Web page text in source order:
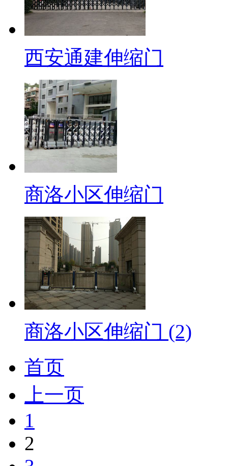
西安通建伸缩门
商洛小区伸缩门
商洛小区伸缩门 (2)
首页
上一页
1
2